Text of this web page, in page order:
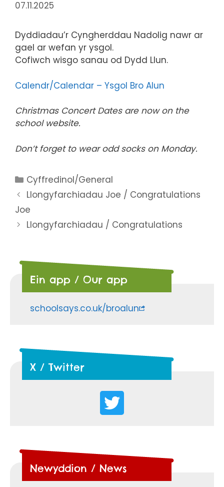
07.11.2025
Dyddiadau’r Cyngherddau Nadolig nawr ar
gael ar wefan yr ysgol.
Cofiwch wisgo sanau od Dydd Llun.
Calendr/Calendar – Ysgol Bro Alun
Christmas Concert Dates are now on the
school website.
Don’t forget to wear odd socks on Monday.
Categories
Cyffredinol/General
Llongyfarchiadau Joe / Congratulations
Joe
Llongyfarchiadau / Congratulations
Ein app / Our app
schoolsays.co.uk/broalun
X / Twitter
Newyddion / News